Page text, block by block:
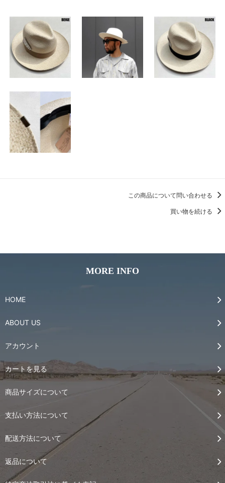
この商品について問い合わせる
買い物を続ける
MORE INFO
HOME
ABOUT US
アカウント
カートを見る
商品サイズについて
支払い方法について
配送方法について
返品について